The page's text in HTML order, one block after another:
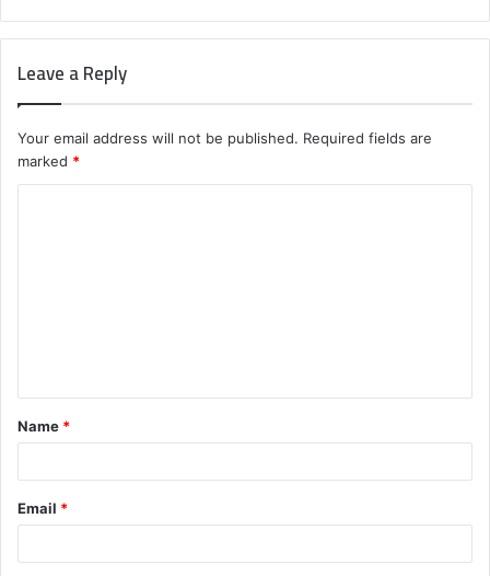
Leave a Reply
Your email address will not be published. Required fields are
marked *
t
*
Name *
Email *